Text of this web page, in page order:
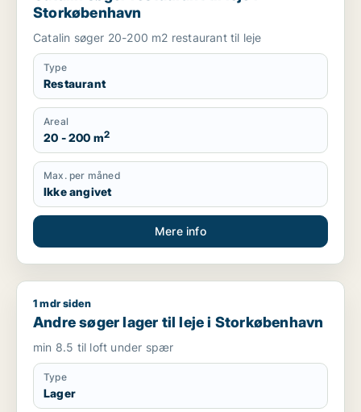
Storkøbenhavn
Catalin søger 20-200 m2 restaurant til leje
Type
Restaurant
Areal
20 - 200 m2
Max. per måned
Ikke angivet
Mere info
Andre søger lager til leje i Storkøbenhavn
1 mdr siden
Andre søger lager til leje i Storkøbenhavn
min 8.5 til loft under spær
Type
Lager